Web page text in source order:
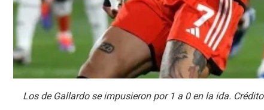
Los de Gallardo se impusieron por 1 a 0 en la ida.